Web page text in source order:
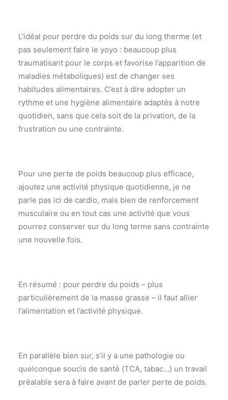
L’idéal pour perdre du poids sur du long therme (et
pas seulement faire le yoyo : beaucoup plus
traumatisant pour le corps et favorise l’apparition de
maladies métaboliques) est de changer ses
habitudes alimentaires. C’est à dire adopter un
rythme et une hygiène alimentaire adaptés à notre
quotidien, sans que cela soit de la privation, de la
frustration ou une contrainte.
Pour une perte de poids beaucoup plus efficace,
ajoutez une activité physique quotidienne, je ne
parle pas ici de cardio, mais bien de renforcement
musculaire ou en tout cas une activité que vous
pourrez conserver sur du long terme sans contrainte
une nouvelle fois.
En résumé : pour perdre du poids – plus
particulièrement de la masse grasse – il faut allier
l’alimentation et l’activité physique.
En parallèle bien sur, s’il y a une pathologie ou
quelconque soucis de santé (TCA, tabac…) un travail
préalable sera à faire avant de parler perte de poids.